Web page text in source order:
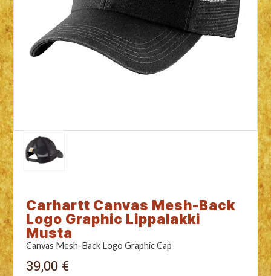
Carhartt Canvas Mesh-Back
Logo Graphic Lippalakki
Musta
Canvas Mesh-Back Logo Graphic Cap
39,00 €